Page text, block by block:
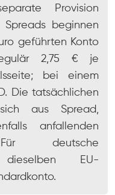
Provision
beginnen
geführten Konto
2,75 € je
bei einem
Die tatsächlichen
aus Spread,
anfallenden
Für deutsche
EU-